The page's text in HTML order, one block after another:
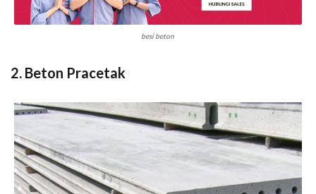
besi beton
2. Beton Pracetak